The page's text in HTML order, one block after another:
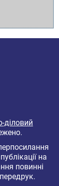
діловий
на
повинні